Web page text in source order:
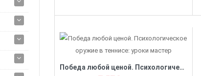
Победа любой ценой. Психологическое оружие в теннисе: уроки мастер